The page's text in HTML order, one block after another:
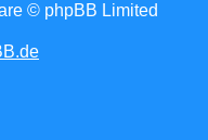
© phpBB Limited